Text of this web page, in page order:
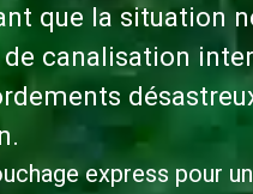
que la situation
canalisation
express pour